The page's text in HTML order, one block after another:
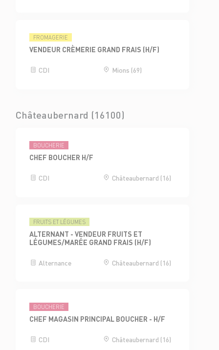
FROMAGERIE
VENDEUR CRÈMERIE GRAND FRAIS (H/F)
CDI Mions (69)
Châteaubernard (16100)
BOUCHERIE
CHEF BOUCHER H/F
CDI Châteaubernard (16)
FRUITS ET LÉGUMES
ALTERNANT - VENDEUR FRUITS ET
LÉGUMES/MARÉE GRAND FRAIS (H/F)
Alternance Châteaubernard (16)
BOUCHERIE
CHEF MAGASIN PRINCIPAL BOUCHER - H/F
CDI Châteaubernard (16)